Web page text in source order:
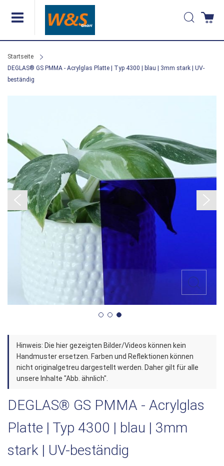
Inhalt
Suche
Startseite
DEGLAS® GS PMMA - Acrylglas Platte | Typ 4300 | blau | 3mm stark | UV-
beständig
der
Bildergalerie
springen
Zum
Anfang
der
Bildergalerie
Hinweis: Die hier gezeigten Bilder/Videos können kein
Handmuster ersetzen. Farben und Reflektionen können
nicht originalgetreu dargestellt werden. Daher gilt für alle
unsere Inhalte "Abb. ähnlich".
DEGLAS® GS PMMA - Acrylglas
Platte | Typ 4300 | blau | 3mm
stark | UV-beständig